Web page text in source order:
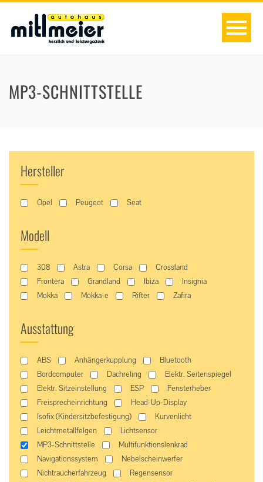
MP3-SCHNITTSTELLE
Hersteller
Opel Peugeot Seat
Modell
308 Astra Corsa
Crossland
Frontera
Grandland Ibiza
Insignia
Mokka
Mokka-e Rifter Zafira
Ausstattung
ABS Anhängerkupplung
Bluetooth
Bordcomputer
Dachreling
Elektr. Seitenspiegel
Elektr. Sitzeinstellung
ESP
Fensterheber
Freisprecheinrichtung
Head-Up-Display
Isofix (Kindersitzbefestigung)
Kurvenlicht
Leichtmetallfelgen
Lichtsensor
MP3-Schnittstelle
Multifunktionslenkrad
Navigationssystem
Nebelscheinwerfer
Nichtraucherfahrzeug
Regensensor